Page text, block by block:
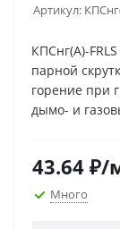
Артикул:
КПСнг(А)-
парной
горение при
дымо- и
43.64 ₽/
Много